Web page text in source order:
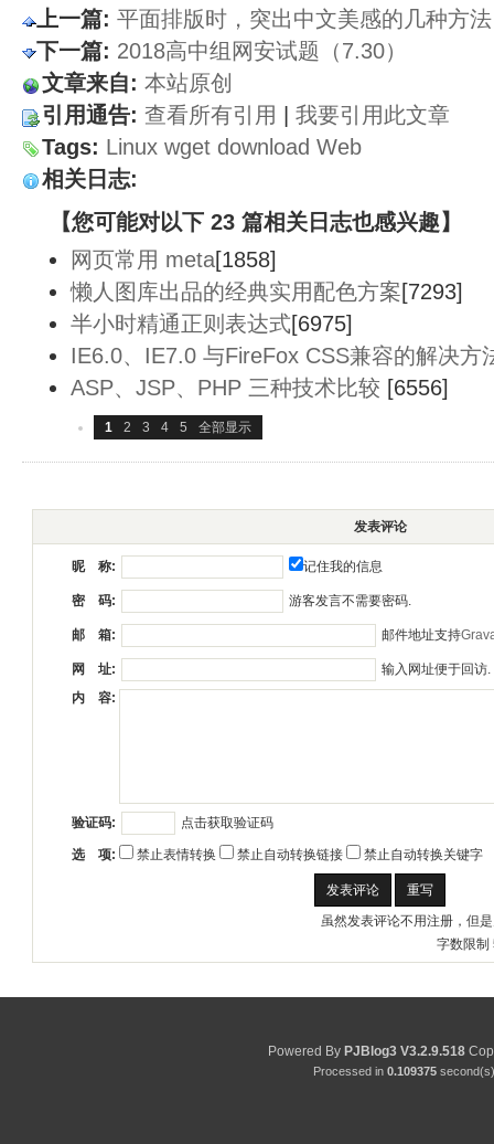
上一篇: 平面排版时，突出中文美感的几种方法
下一篇: 2018高中组网安试题（7.30）
文章来自: 本站原创
引用通告: 查看所有引用
我要引用此文章
Tags: Linux wget download Web
相关日志:
【您可能对以下 23 篇相关日志也感兴趣】
网页常用 meta[1858]
懒人图库出品的经典实用配色方案[7293]
半小时精通正则表达式[6975]
IE6.0、IE7.0 与FireFox CSS兼容的解决方
ASP、JSP、PHP 三种技术比较 [6556]
1 2 3 4 5 全部显示
发表评论
昵 称: 记住我的信息
密 码: 游客发言不需要密码.
邮 箱: 邮件地址支持
网 址:
输入网址便于回访.
内 容:
验证码: 点击获取验证码
选 项: 禁止表情转换 禁止自动转换链接 禁止自动转换关键字
虽然发表评论不用注册，但
字数限制
Powered By PJBlog3 V3.2.9.518
Processed in 0.109375